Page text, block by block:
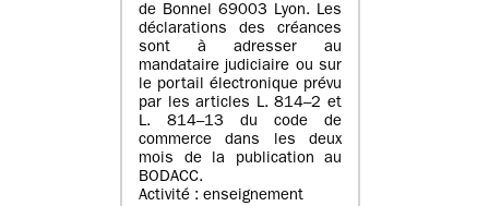
de Bonnel 69003 Lyon. Les
déclarations des créances
sont à adresser au
mandataire judiciaire ou sur
le portail électronique prévu
par les articles L. 814–2 et
L. 814–13 du code de
commerce dans les deux
mois de la publication au
BODACC.
Activité : enseignement